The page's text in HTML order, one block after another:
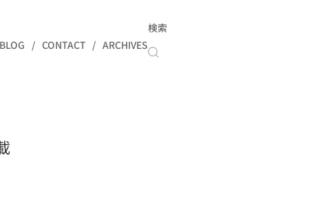
BLOG CONTACT ARCHIVES
検索